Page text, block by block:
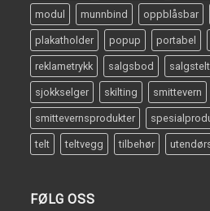
modul munnbind oppblåsbar
plakatholder popup portabel
reklametrykk salgsbod salgstelt
sjokkselger skilting smittevern
smittevernsprodukter
telt teltvegg tilbehør
FØLG OSS